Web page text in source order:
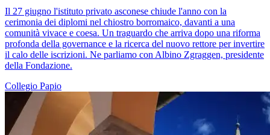
Il 27 giugno l'istituto privato asconese chiude l'anno con la
cerimonia dei diplomi nel chiostro borromaico, davanti a una
comunità vivace e coesa. Un traguardo che arriva dopo una riforma
profonda della governance e la ricerca del nuovo rettore per invertire
il calo delle iscrizioni. Ne parliamo con Albino Zgraggen, presidente
della Fondazione.
Collegio Papio